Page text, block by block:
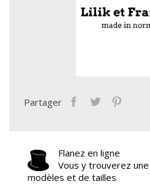
Partager
Flanez en ligne
Vous y trouverez
modèles et de tailles